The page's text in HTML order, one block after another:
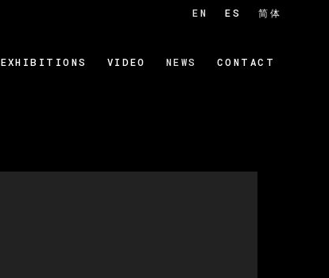
EXHIBITIONS VIDEO NEWS CONTACT
EN ES 简体